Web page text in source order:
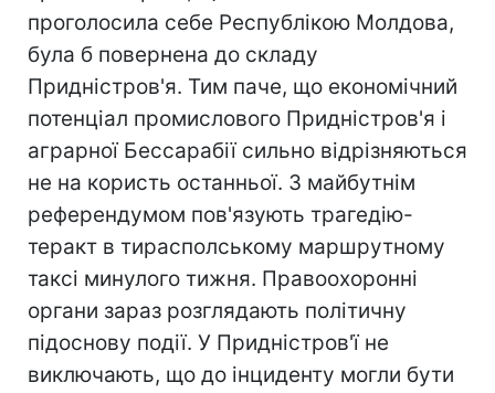
проголосила себе Республікою Молдова,
була б повернена до складу
Придністров'я. Тим паче, що економічний
потенціал промислового Придністров'я і
аграрної Бессарабії сильно відрізняються
не на користь останньої. З майбутнім
референдумом пов'язують трагедію-
теракт в тирасполському маршрутному
таксі минулого тижня. Правоохоронні
органи зараз розглядають політичну
підоснову події. У Придністров'ї не
виключають, що до інциденту могли бути